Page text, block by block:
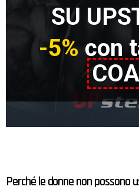
SU
-5% con
Perché le donne non possono